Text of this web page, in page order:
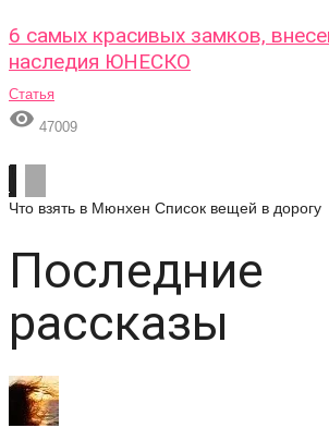
6 самых красивых замков,
наследия ЮНЕСКО
Статья
 47009
Что взять в Мюнхен Список вещей в дорогу
Последние
рассказы